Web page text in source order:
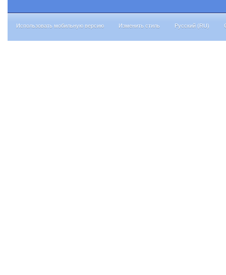
Использовать мобильную версию Изменить стиль Русский (RU)